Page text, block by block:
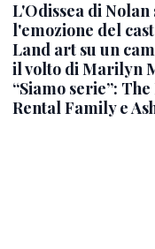
L'Odissea di Nolan
l'emozione del cast
Land art su un
il volto di Marilyn
“Siamo serie”:
Rental Family e